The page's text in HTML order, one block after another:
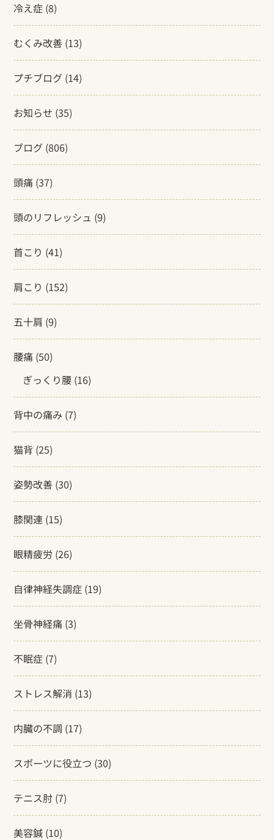
冷え症 (8)
むくみ改善 (13)
プチブログ (14)
お知らせ (35)
ブログ (806)
頭痛 (37)
頭のリフレッシュ (9)
首こり (41)
肩こり (152)
五十肩 (9)
腰痛 (50)
ぎっくり腰 (16)
背中の痛み (7)
猫背 (25)
姿勢改善 (30)
膝関連 (15)
眼精疲労 (26)
自律神経失調症 (19)
坐骨神経痛 (3)
不眠症 (7)
ストレス解消 (13)
内臓の不調 (17)
スポーツに役立つ (30)
テニス肘 (7)
美容鍼 (10)